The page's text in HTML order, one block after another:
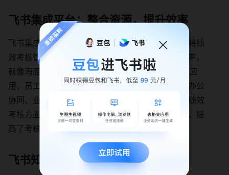
飞书集成平台：整合资源，提升效率
飞书集成平台可以整合企业内的各种应用和系统，将绩
效考核管理系统与其他工具无缝连接，提升工作效率。
就像海底捞，通过飞书集成平台整合了200 + 企业应
用，员工无需在多个数字化系统之间切换，实现了办公
协同、业务系统打通和组织管理的一站式整合。在绩效
考核方面，员工可以更方便地获取相关数据和信息，提
高了考核的效率和准确性。
飞书知识问答：解答疑问，促进理解